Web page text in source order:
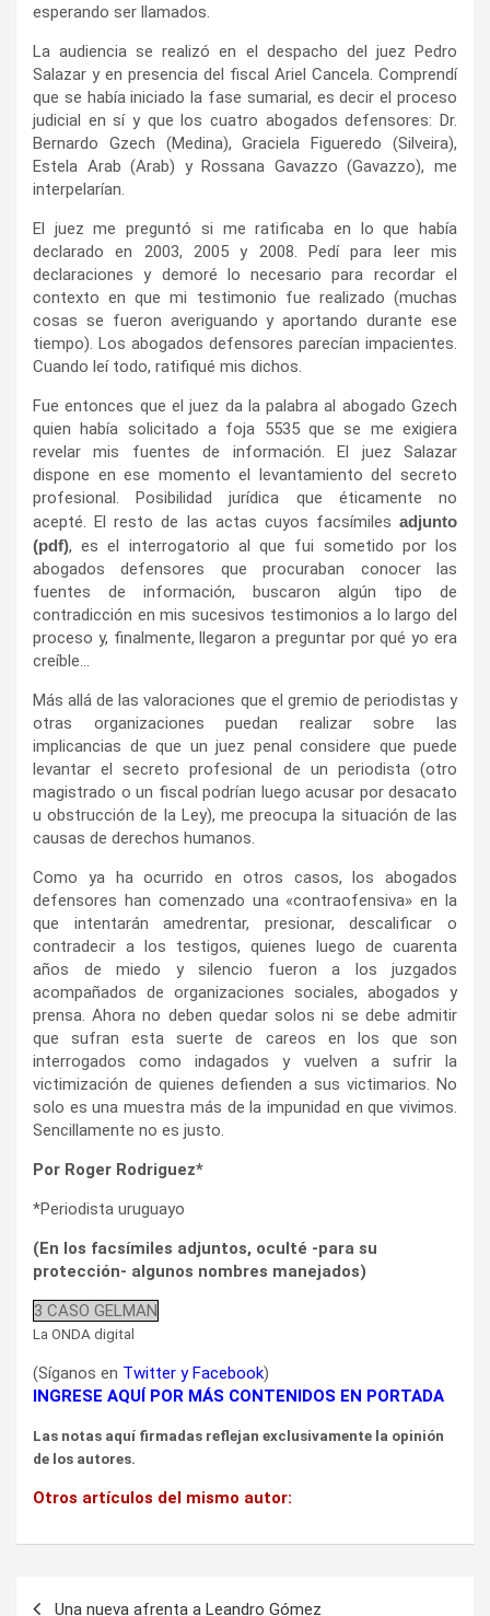
esperando ser llamados.
La audiencia se realizó en el despacho del juez Pedro
Salazar y en presencia del fiscal Ariel Cancela. Comprendí
que se había iniciado la fase sumarial, es decir el proceso
judicial en sí y que los cuatro abogados defensores: Dr.
Bernardo Gzech (Medina), Graciela Figueredo (Silveira),
Estela Arab (Arab) y Rossana Gavazzo (Gavazzo), me
interpelarían.
El juez me preguntó si me ratificaba en lo que había
declarado en 2003, 2005 y 2008. Pedí para leer mis
declaraciones y demoré lo necesario para recordar el
contexto en que mi testimonio fue realizado (muchas
cosas se fueron averiguando y aportando durante ese
tiempo). Los abogados defensores parecían impacientes.
Cuando leí todo, ratifiqué mis dichos.
Fue entonces que el juez da la palabra al abogado Gzech
quien había solicitado a foja 5535 que se me exigiera
revelar mis fuentes de información. El juez Salazar
dispone en ese momento el levantamiento del secreto
profesional. Posibilidad jurídica que éticamente no
acepté. El resto de las actas cuyos facsímiles adjunto
(pdf), es el interrogatorio al que fui sometido por los
abogados defensores que procuraban conocer las
fuentes de información, buscaron algún tipo de
contradicción en mis sucesivos testimonios a lo largo del
proceso y, finalmente, llegaron a preguntar por qué yo era
creíble…
Más allá de las valoraciones que el gremio de periodistas y
otras organizaciones puedan realizar sobre las
implicancias de que un juez penal considere que puede
levantar el secreto profesional de un periodista (otro
magistrado o un fiscal podrían luego acusar por desacato
u obstrucción de la Ley), me preocupa la situación de las
causas de derechos humanos.
Como ya ha ocurrido en otros casos, los abogados
defensores han comenzado una «contraofensiva» en la
que intentarán amedrentar, presionar, descalificar o
contradecir a los testigos, quienes luego de cuarenta
años de miedo y silencio fueron a los juzgados
acompañados de organizaciones sociales, abogados y
prensa. Ahora no deben quedar solos ni se debe admitir
que sufran esta suerte de careos en los que son
interrogados como indagados y vuelven a sufrir la
victimización de quienes defienden a sus victimarios. No
solo es una muestra más de la impunidad en que vivimos.
Sencillamente no es justo.
Por Roger Rodriguez*
*Periodista uruguayo
(En los facsímiles adjuntos, oculté -para su
protección- algunos nombres manejados)
3 CASO GELMAN
La ONDA digital
(Síganos en Twitter yFacebook)
INGRESE AQUÍ POR MÁS CONTENIDOS EN PORTADA
Las notas aquí firmadas reflejan exclusivamente la opinión
de los autores.
Otros artículos del mismo autor:
Una nueva afrenta a Leandro Gómez